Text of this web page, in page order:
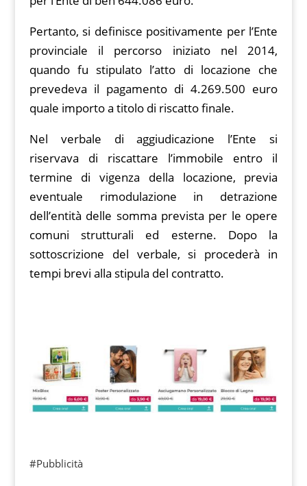
Pertanto, si definisce positivamente per l’Ente
provinciale il percorso iniziato nel 2014,
quando fu stipulato l’atto di locazione che
prevedeva il pagamento di 4.269.500 euro
quale importo a titolo di riscatto finale.
Nel verbale di aggiudicazione l’Ente si
riservava di riscattare l’immobile entro il
termine di vigenza della locazione, previa
eventuale rimodulazione in detrazione
dell’entità delle somma prevista per le opere
comuni strutturali ed esterne. Dopo la
sottoscrizione del verbale, si procederà in
tempi brevi alla stipula del contratto.
#Pubblicità